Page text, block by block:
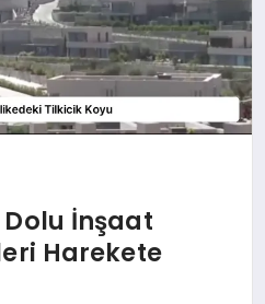
İnşaat
Harekete